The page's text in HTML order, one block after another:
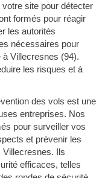
site pour détecter
formés pour réagir
les autorités
nécessaires pour
Villecresnes (94).
les risques et à
des vols est une
entreprises. Nos
pour surveiller vos
et prévenir les
Villecresnes. Ils
efficaces, telles